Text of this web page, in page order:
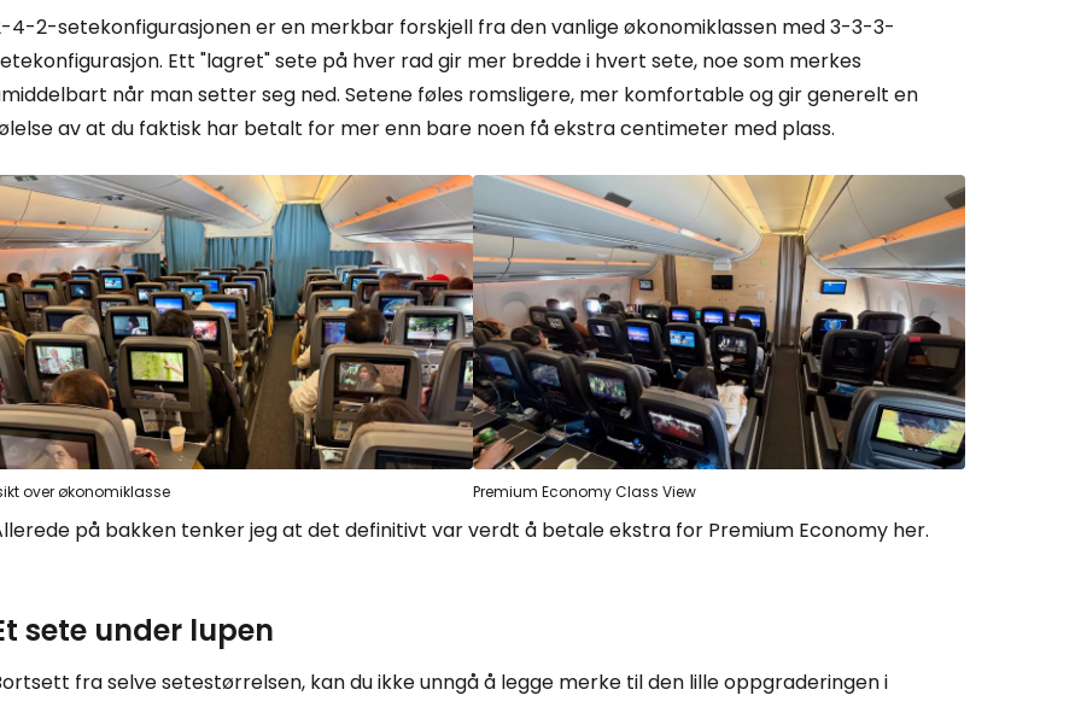
4-2-setekonfigurasjonen er en merkbar forskjell fra den vanlige økonomiklassen med 3-3-3-
Ett "lagret" sete på hver rad gir mer bredde i hvert sete, noe som merkes
når man setter seg ned. Setene føles romsligere, mer komfortable og gir generelt en
av at du faktisk har betalt for mer enn bare noen få ekstra centimeter med plass.
over økonomiklasse Premium Economy Class View
på bakken tenker jeg at det definitivt var verdt å betale ekstra for Premium Economy her.
sete under lupen
fra selve setestørrelsen, kan du ikke unngå å legge merke til den lille oppgraderingen i